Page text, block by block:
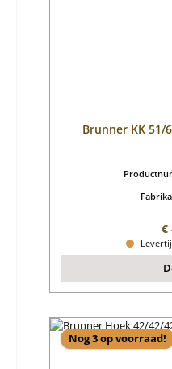
Brunner KK 51/
€
Nog 3 op voorraad!